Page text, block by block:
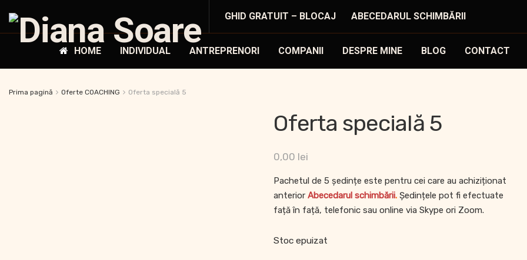
GHID GRATUIT – BLOCAJ ABECEDARUL SCHIMBĂRII
HOME INDIVIDUAL ANTREPRENORI COMPANII DESPRE MINE BLOG CONTACT
Prima pagină Oferte COACHING Oferta specială 5
Oferta specială 5
0,00 lei
Pachetul de 5 ședințe este pentru cei care au achiziționat
anteriorAbecedarul schimbării. Ședințele pot fi efectuate
față în față, telefonic sau online via Skype ori Zoom.
Stoc epuizat